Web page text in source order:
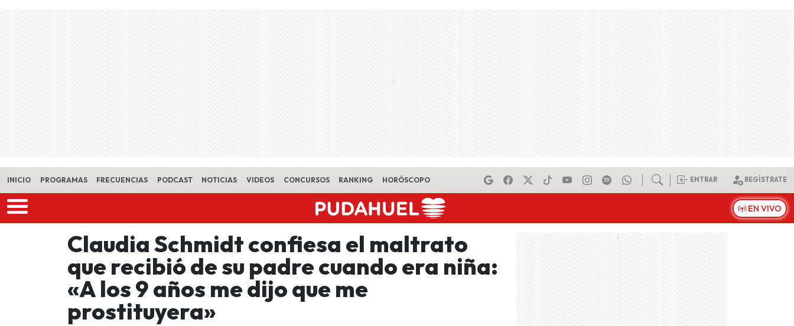
Skip to main content
INICIO PROGRAMAS FRECUENCIAS PODCAST NOTICIAS VIDEOS CONCURSOS RANKING HORÓSCOPO ENTRAR REGÍSTRATE
EN VIVO
Claudia Schmidt confiesa el maltrato
que recibió de su padre cuando era niña:
«A los 9 años me dijo que me
prostituyera»